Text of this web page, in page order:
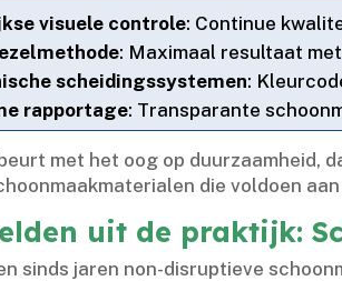
visuele controle: Continue
: Maximaal resultaat
scheidingssystemen:
rapportage: Transparante
met het oog op duurzaamheid,
die voldoen
uit de praktijk:
sinds jaren non-disruptieve